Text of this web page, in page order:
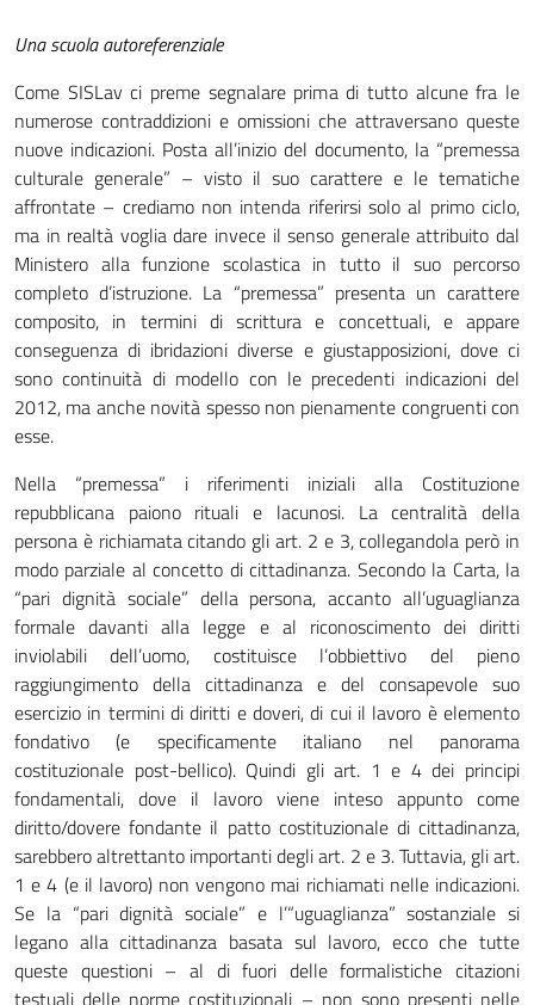
Una scuola autoreferenziale
Come SISLav ci preme segnalare prima di tutto alcune fra le
numerose contraddizioni e omissioni che attraversano queste
nuove indicazioni. Posta all’inizio del documento, la “premessa
culturale generale” – visto il suo carattere e le tematiche
affrontate – crediamo non intenda riferirsi solo al primo ciclo,
ma in realtà voglia dare invece il senso generale attribuito dal
Ministero alla funzione scolastica in tutto il suo percorso
completo d’istruzione. La “premessa” presenta un carattere
composito, in termini di scrittura e concettuali, e appare
conseguenza di ibridazioni diverse e giustapposizioni, dove ci
sono continuità di modello con le precedenti indicazioni del
2012, ma anche novità spesso non pienamente congruenti con
esse.
Nella “premessa” i riferimenti iniziali alla Costituzione
repubblicana paiono rituali e lacunosi. La centralità della
persona è richiamata citando gli art. 2 e 3, collegandola però in
modo parziale al concetto di cittadinanza. Secondo la Carta, la
“pari dignità sociale” della persona, accanto all’uguaglianza
formale davanti alla legge e al riconoscimento dei diritti
inviolabili dell’uomo, costituisce l’obbiettivo del pieno
raggiungimento della cittadinanza e del consapevole suo
esercizio in termini di diritti e doveri, di cui il lavoro è elemento
fondativo (e specificamente italiano nel panorama
costituzionale post-bellico). Quindi gli art. 1 e 4 dei principi
fondamentali, dove il lavoro viene inteso appunto come
diritto/dovere fondante il patto costituzionale di cittadinanza,
sarebbero altrettanto importanti degli art. 2 e 3. Tuttavia, gli art.
1 e 4 (e il lavoro) non vengono mai richiamati nelle indicazioni.
Se la “pari dignità sociale” e l’“uguaglianza” sostanziale si
legano alla cittadinanza basata sul lavoro, ecco che tutte
queste questioni – al di fuori delle formalistiche citazioni
testuali delle norme costituzionali – non sono presenti nelle